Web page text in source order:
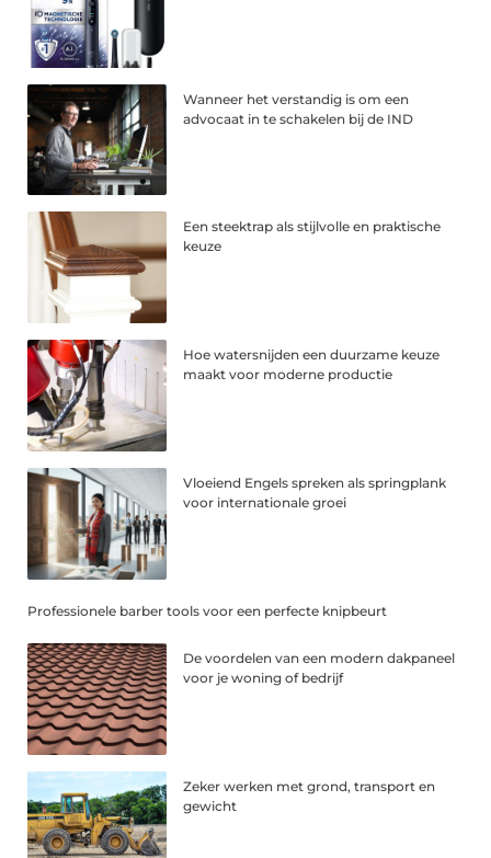
Wanneer het verstandig is om een
advocaat in te schakelen bij de IND
Een steektrap als stijlvolle en praktische
keuze
Hoe watersnijden een duurzame keuze
maakt voor moderne productie
Vloeiend Engels spreken als springplank
voor internationale groei
Professionele barber tools voor een perfecte knipbeurt
De voordelen van een modern dakpaneel
voor je woning of bedrijf
Zeker werken met grond, transport en
gewicht